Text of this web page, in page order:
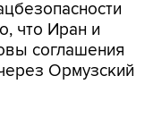
что Иран и
соглашения
Ормузский